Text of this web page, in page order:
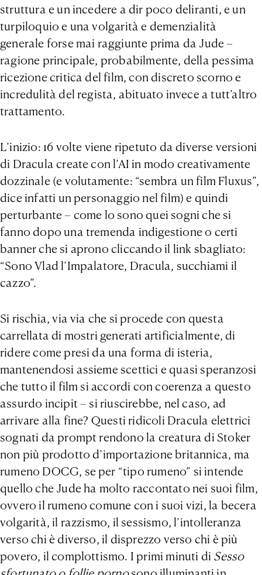
struttura e un incedere a dir poco deliranti, e un
turpiloquio e una volgarità e demenzialità
generale forse mai raggiunte prima da Jude –
ragione principale, probabilmente, della pessima
ricezione critica del film, con discreto scorno e
incredulità del regista, abituato invece a tutt’altro
trattamento.
L’inizio: 16 volte viene ripetuto da diverse versioni
di Dracula create con l’AI in modo creativamente
dozzinale (e volutamente: “sembra un film Fluxus”,
dice infatti un personaggio nel film) e quindi
perturbante – come lo sono quei sogni che si
fanno dopo una tremenda indigestione o certi
banner che si aprono cliccando il link sbagliato:
“Sono Vlad l’Impalatore, Dracula, succhiami il
cazzo”.
Si rischia, via via che si procede con questa
carrellata di mostri generati artificialmente, di
ridere come presi da una forma di isteria,
mantenendosi assieme scettici e quasi speranzosi
che tutto il film si accordi con coerenza a questo
assurdo incipit – si riuscirebbe, nel caso, ad
arrivare alla fine? Questi ridicoli Dracula elettrici
sognati da prompt rendono la creatura di Stoker
non più prodotto d’importazione britannica, ma
rumeno DOCG, se per “tipo rumeno” si intende
quello che Jude ha molto raccontato nei suoi film,
ovvero il rumeno comune con i suoi vizi, la becera
volgarità, il razzismo, il sessismo, l’intolleranza
verso chi è diverso, il disprezzo verso chi è più
povero, il complottismo. I primi minuti di Sesso